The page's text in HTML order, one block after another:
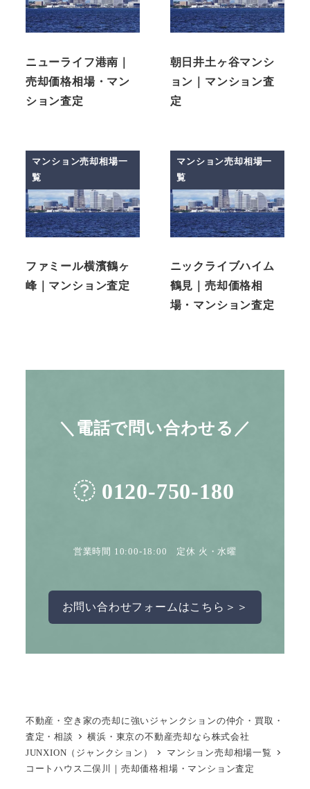
ニューライフ港南｜
売却価格相場・マン
ション査定
朝日井土ヶ谷マンシ
ョン｜マンション査
定
マンション売却相場一
覧
ファミール横濱鶴ヶ
峰｜マンション査定
マンション売却相場一
覧
ニックライブハイム
鶴見｜売却価格相
場・マンション査定
＼電話で問い合わせる／
0120-750-180
営業時間 10:00-18:00 定休 火・水曜
お問い合わせフォームはこちら＞＞
不動産・空き家の売却に強いジャンクションの仲介・買取・
査定・相談
横浜・東京の不動産売却なら株式会社
JUNXION（ジャンクション）
マンション売却相場一覧
コートハウス二俣川｜売却価格相場・マンション査定